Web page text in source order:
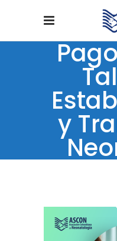
y